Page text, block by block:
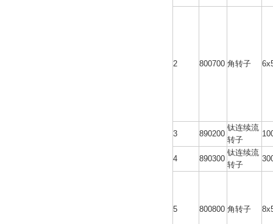
2 800700 角转子
3 890200
钛连续流
转子
4 890300
钛连续流
转子
5 800800 角转子